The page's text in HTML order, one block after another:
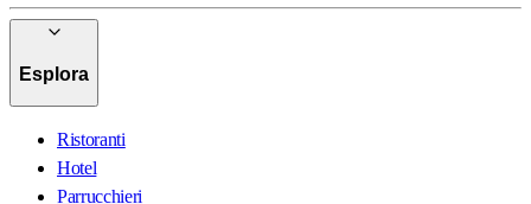
Esplora
Ristoranti
Hotel
Parrucchieri